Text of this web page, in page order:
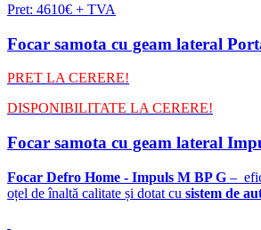
Pret: 4610€ + TVA
Focar samota cu geam lateral
PRET LA CERERE!
DISPONIBILITATE LA CERERE!
Focar samota cu geam lateral
Focar Defro Home - Impuls M BP G –
oțel de înaltă calitate și dotat cu sistem de